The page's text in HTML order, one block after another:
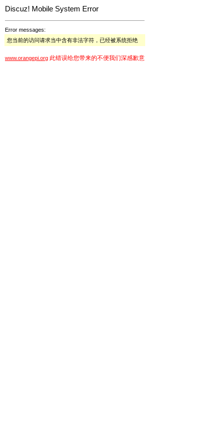
Discuz! Mobile System Error
Error messages:
您当前的访问请求当中含有非法字符，已经被系统拒绝
www.orangepi.org 此错误给您带来的不便我们深感歉意